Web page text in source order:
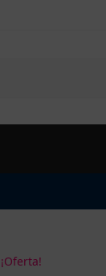
¡Oferta!